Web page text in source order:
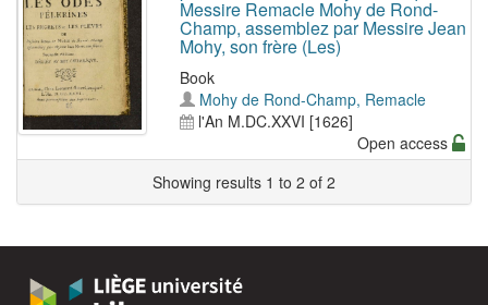
Messire Remacle Mohy de Rond-
Champ, assemblez par Messire Jean
Mohy, son frère (Les)
Book
Mohy de Rond-Champ, Remacle
l'An M.DC.XXVI [1626]
Open access
Showing results 1 to 2 of 2